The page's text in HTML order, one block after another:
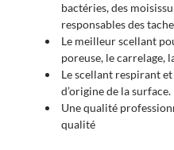
bactéries, des
responsables des
Le meilleur scellant
poreuse, le carrelage,
Le scellant respirant
d’origine de la surface.
Une qualité
qualité